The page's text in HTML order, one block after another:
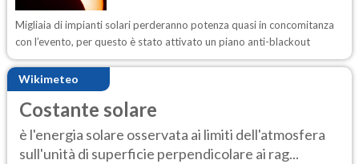
Migliaia di impianti solari perderanno potenza quasi in concomitanza
con l’evento, per questo è stato attivato un piano anti-blackout
Wikimeteo
Costante solare
è l'energia solare osservata ai limiti dell'atmosfera
sull'unità di superficie perpendicolare ai rag...